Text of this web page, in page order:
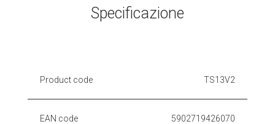
Specificazione
Product code TS13V2
EAN code 5902719426070